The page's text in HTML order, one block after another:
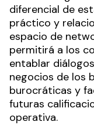
diferencial de
práctico y
espacio de
permitirá a los
entablar
negocios de los
burocráticas y
futuras
operativa.